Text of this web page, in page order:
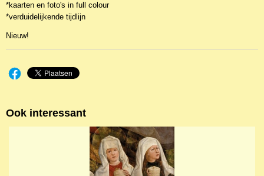
*kaarten en foto's in full colour
*verduidelijkende tijdlijn
Nieuw!
Ook interessant